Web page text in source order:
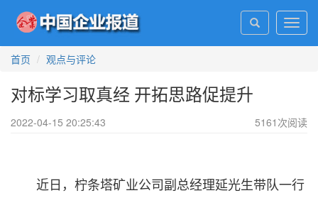
首页
观点与评论
对标学习取真经 开拓思路促提升
2022-04-15 20:25:43 5161 次阅读
近日，柠条塔矿业公司副总经理延光生带队一行